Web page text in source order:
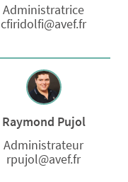
Administratrice
cfiridolfi@avef.fr
Raymond Pujol
Administrateur
rpujol@avef.fr